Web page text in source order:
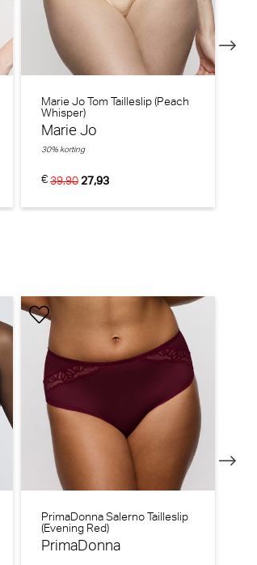
Marie Jo Tom Tailleslip (Peach
Whisper)
Marie Jo
30% korting
€39,90 27,93
PrimaDonna Salerno Tailleslip
(Evening Red)
PrimaDonna